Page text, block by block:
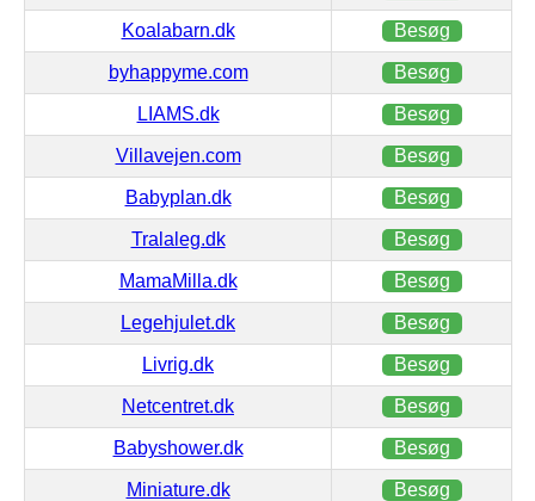
Koalabarn.dk Besøg
byhappyme.com Besøg
LIAMS.dk Besøg
Villavejen.com Besøg
Babyplan.dk Besøg
Tralaleg.dk Besøg
MamaMilla.dk Besøg
Legehjulet.dk Besøg
Livrig.dk Besøg
Netcentret.dk Besøg
Babyshower.dk Besøg
Miniature.dk Besøg